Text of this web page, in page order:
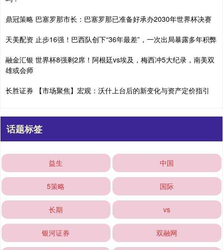
鼎冠策略 巴塞罗那市长：巴塞罗那已准备好承办2030年世界杯决赛
天美配资 止步16强！巴西队创下“36年最差”，一次出局暴露多年积弊
融金汇银 世界杯8强剩2席！阿根廷vs埃及，梅西冲5大纪录，南美双
雄或会师
长胜证券 【市场聚焦】宏观：沃什上台后的新变化与资产定价指引
话题标签
益生 中国
5策略 国际
长期 vs
银河证券 双融网